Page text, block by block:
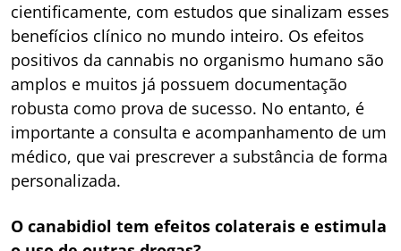
cientificamente, com estudos que sinalizam esses
benefícios clínico no mundo inteiro. Os efeitos
positivos da cannabis no organismo humano são
amplos e muitos já possuem documentação
robusta como prova de sucesso. No entanto, é
importante a consulta e acompanhamento de um
médico, que vai prescrever a substância de forma
personalizada.
O canabidiol tem efeitos colaterais e estimula